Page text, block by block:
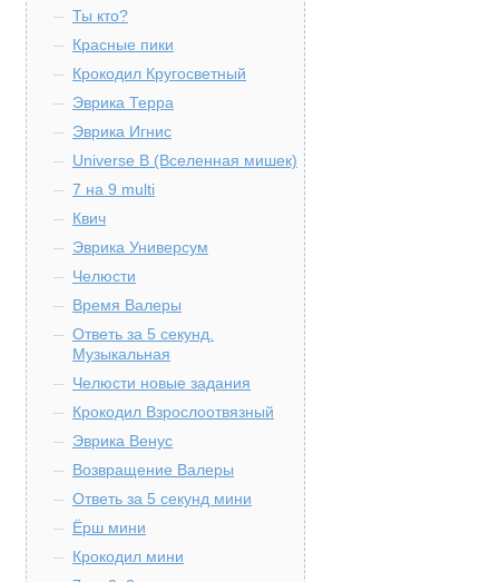
Ты кто?
Красные пики
Крокодил Кругосветный
Эврика Терра
Эврика Игнис
Universe B (Вселенная мишек)
7 на 9 multi
Квич
Эврика Универсум
Челюсти
Время Валеры
Ответь за 5 секунд.
Музыкальная
Челюсти новые задания
Крокодил Взрослоотвязный
Эврика Венус
Возвращение Валеры
Ответь за 5 секунд мини
Ёрш мини
Крокодил мини